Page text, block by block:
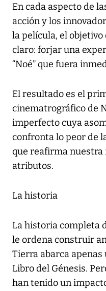
En cada aspecto de
acción y los
la película, el
claro: forjar una
“Noé” que fuera
El resultado es el
cinematrográfico de
imperfecto cuya
confronta lo peor de
que reafirma nuestra
atributos.
La historia
La historia completa
le ordena construir
Tierra abarca apenas
Libro del Génesis.
han tenido un